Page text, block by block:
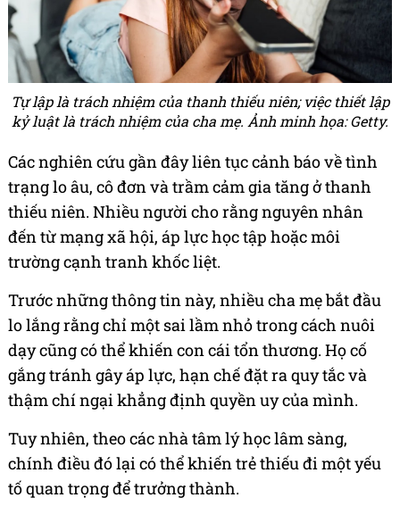
Tự lập là trách nhiệm của thanh thiếu niên; việc thiết lập
kỷ luật là trách nhiệm của cha mẹ. Ảnh minh họa: Getty.
Các nghiên cứu gần đây liên tục cảnh báo về tình
trạng lo âu, cô đơn và trầm cảm gia tăng ở thanh
thiếu niên. Nhiều người cho rằng nguyên nhân
đến từ mạng xã hội, áp lực học tập hoặc môi
trường cạnh tranh khốc liệt.
Trước những thông tin này, nhiều cha mẹ bắt đầu
lo lắng rằng chỉ một sai lầm nhỏ trong cách nuôi
dạy cũng có thể khiến con cái tổn thương. Họ cố
gắng tránh gây áp lực, hạn chế đặt ra quy tắc và
thậm chí ngại khẳng định quyền uy của mình.
Tuy nhiên, theo các nhà tâm lý học lâm sàng,
chính điều đó lại có thể khiến trẻ thiếu đi một yếu
tố quan trọng để trưởng thành.